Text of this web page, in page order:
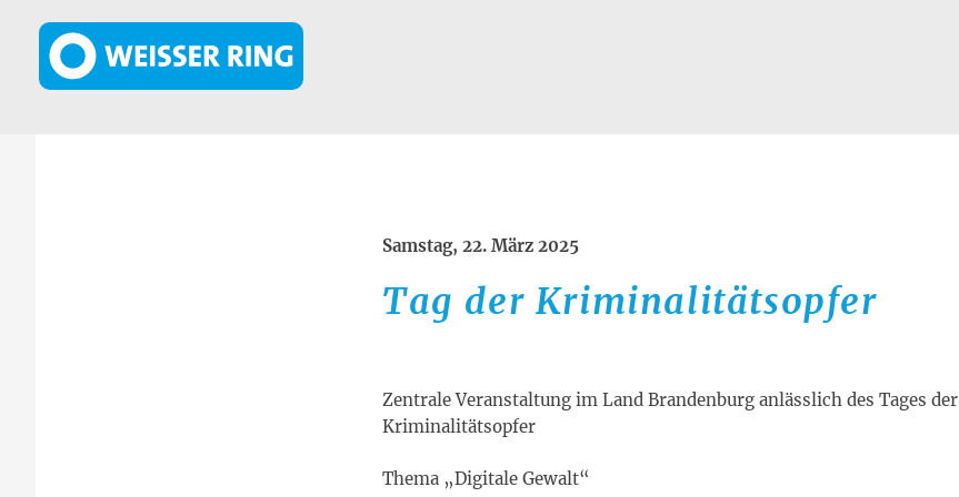
Samstag, 22. März 2025
Tag der Kriminalitätsopfer
Zentrale Veranstaltung im Land Brandenburg anlässlich des Tages der
Kriminalitätsopfer
Thema „Digitale Gewalt“